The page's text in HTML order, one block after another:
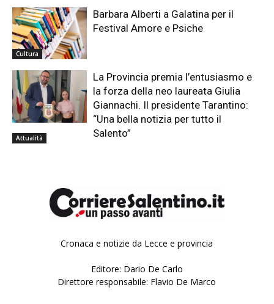
Cultura
Barbara Alberti a Galatina per il
Festival Amore e Psiche
Attualità
La Provincia premia l’entusiasmo e
la forza della neo laureata Giulia
Giannachi. Il presidente Tarantino:
“Una bella notizia per tutto il
Salento”
Cronaca e notizie da Lecce e provincia
Editore: Dario De Carlo
Direttore responsabile: Flavio De Marco